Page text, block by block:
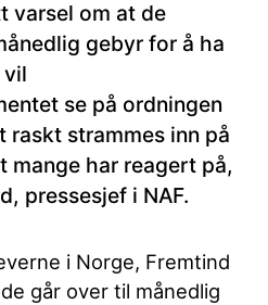
varsel om at de
gebyr for å ha
vil
se på ordningen
raskt strammes inn på
har reagert på,
pressesjef i NAF.
i Norge, Fremtind
går over til månedlig